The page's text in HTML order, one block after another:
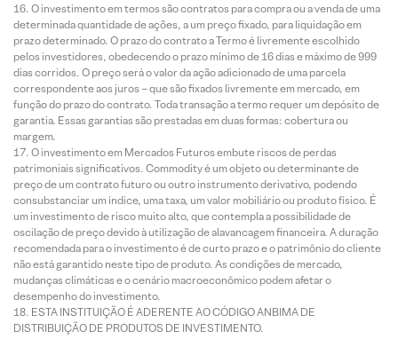
O investimento em termos são contratos para compra ou a venda de uma
determinada quantidade de ações, a um preço fixado, para liquidação em
prazo determinado. O prazo do contrato a Termo é livremente escolhido
pelos investidores, obedecendo o prazo mínimo de 16 dias e máximo de 999
dias corridos. O preço será o valor da ação adicionado de uma parcela
correspondente aos juros – que são fixados livremente em mercado, em
função do prazo do contrato. Toda transação a termo requer um depósito de
garantia. Essas garantias são prestadas em duas formas: cobertura ou
margem.
O investimento em Mercados Futuros embute riscos de perdas
patrimoniais significativos. Commodity é um objeto ou determinante de
preço de um contrato futuro ou outro instrumento derivativo, podendo
consubstanciar um índice, uma taxa, um valor mobiliário ou produto físico. É
um investimento de risco muito alto, que contempla a possibilidade de
oscilação de preço devido à utilização de alavancagem financeira. A duração
recomendada para o investimento é de curto prazo e o patrimônio do cliente
não está garantido neste tipo de produto. As condições de mercado,
mudanças climáticas e o cenário macroeconômico podem afetar o
desempenho do investimento.
ESTA INSTITUIÇÃO É ADERENTE AO CÓDIGO ANBIMA DE
DISTRIBUIÇÃO DE PRODUTOS DE INVESTIMENTO.